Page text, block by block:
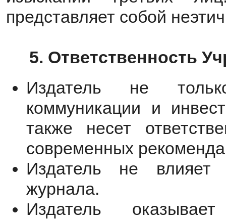
представляет собой
5. Ответственность
Издатель не
коммуникации и
также несет
современных
Издатель не влияет
журнала.
Издатель